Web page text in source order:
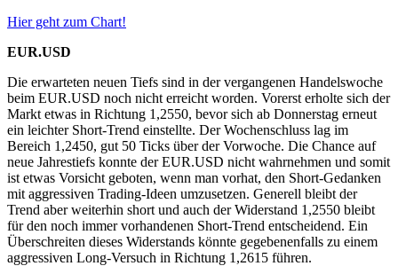
Hier geht zum Chart!
EUR.USD
Die erwarteten neuen Tiefs sind in der vergangenen Handelswoche
beim EUR.USD noch nicht erreicht worden. Vorerst erholte sich der
Markt etwas in Richtung 1,2550, bevor sich ab Donnerstag erneut
ein leichter Short-Trend einstellte. Der Wochenschluss lag im
Bereich 1,2450, gut 50 Ticks über der Vorwoche. Die Chance auf
neue Jahrestiefs konnte der EUR.USD nicht wahrnehmen und somit
ist etwas Vorsicht geboten, wenn man vorhat, den Short-Gedanken
mit aggressiven Trading-Ideen umzusetzen. Generell bleibt der
Trend aber weiterhin short und auch der Widerstand 1,2550 bleibt
für den noch immer vorhandenen Short-Trend entscheidend. Ein
Überschreiten dieses Widerstands könnte gegebenenfalls zu einem
aggressiven Long-Versuch in Richtung 1,2615 führen.